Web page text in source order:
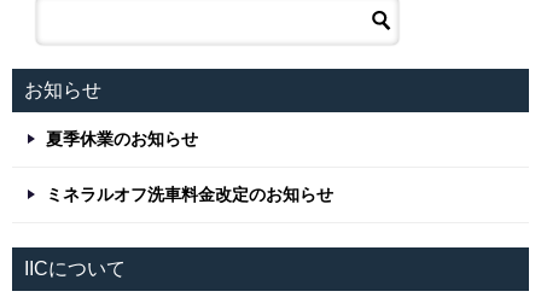
お知らせ
夏季休業のお知らせ
ミネラルオフ洗車料金改定のお知らせ
IICについて